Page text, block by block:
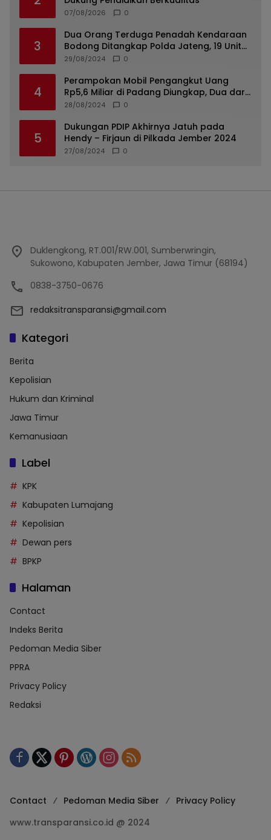
07/08/2026 0
3
Dua Orang Terduga Penadah Kendaraan
Bodong Ditangkap Polda Jateng, 19 Unit
Roda Empat Diamankan
29/08/2024 0
4
Perampokan Mobil Pengangkut Uang
Rp5,6 Miliar di Padang Diungkap, Dua dari
Tiga Tersangka Merupakan Oknum Polisi
28/08/2024 0
5
Dukungan PDIP Akhirnya Jatuh pada
Hendy – Firjaun di Pilkada Jember 2024
27/08/2024 0
Duklengkong, RT.001/RW.001, Sumberwringin,
Sukowono, Kabupaten Jember, Jawa Timur (68194)
0838-3750-0676
redaksitransparansi@gmail.com
Kategori
Berita
Kepolisian
Hukum dan Kriminal
Jawa Timur
Kemanusiaan
Label
KPK
Kabupaten Lumajang
Kepolisian
Dewan pers
BPKP
Halaman
Contact
Indeks Berita
Pedoman Media Siber
PPRA
Privacy Policy
Redaksi
Contact Pedoman Media Siber
Privacy Policy
www.transparansi.co.id @ 2024